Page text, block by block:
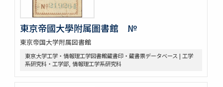
東京帝國大學附属圖書館 №
東京帝国大学附属図書館
東京大学工学・情報理工学図書館蔵書印・蔵書票データベース | 工学
系研究科・工学部, 情報理工学系研究科